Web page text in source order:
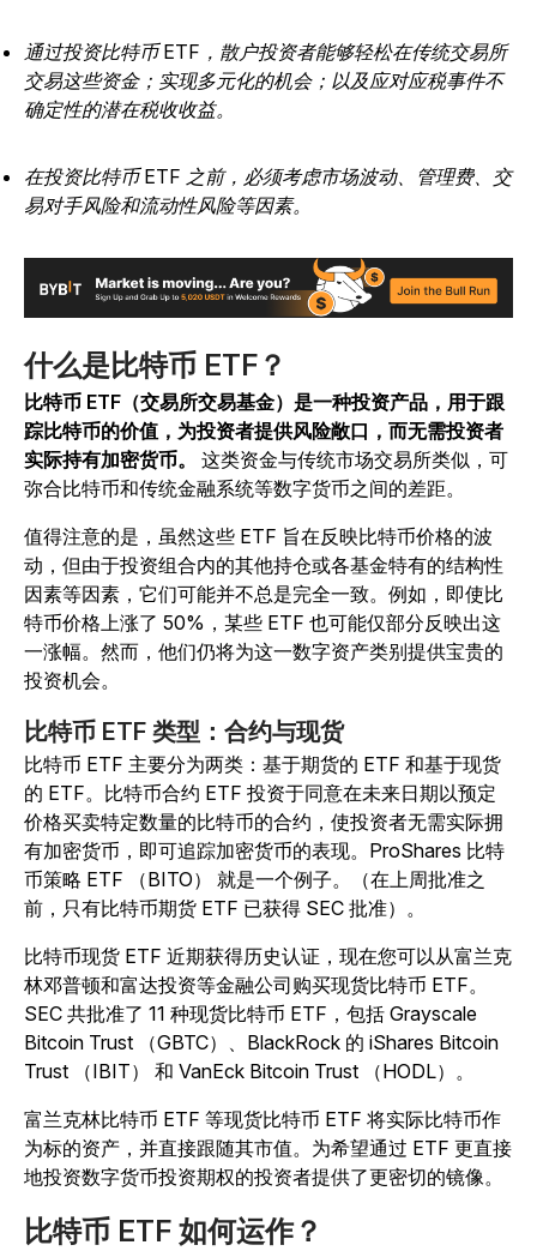
通过投资比特币 ETF，散户投资者能够轻松在传统交易所
交易这些资金；实现多元化的机会；以及应对应税事件不
确定性的潜在税收收益。
在投资比特币 ETF 之前，必须考虑市场波动、管理费、交
易对手风险和流动性风险等因素。
什么是比特币 ETF？
比特币 ETF（交易所交易基金）是一种投资产品，用于跟
踪比特币的价值，为投资者提供风险敞口，而无需投资者
实际持有加密货币。 这类资金与传统市场交易所类似，可
弥合比特币和传统金融系统等数字货币之间的差距。
值得注意的是，虽然这些 ETF 旨在反映比特币价格的波
动，但由于投资组合内的其他持仓或各基金特有的结构性
因素等因素，它们可能并不总是完全一致。例如，即使比
特币价格上涨了 50%，某些 ETF 也可能仅部分反映出这
一涨幅。然而，他们仍将为这一数字资产类别提供宝贵的
投资机会。
比特币 ETF 类型：合约与现货
比特币 ETF 主要分为两类：基于期货的 ETF 和基于现货
的 ETF。比特币合约 ETF 投资于同意在未来日期以预定
价格买卖特定数量的比特币的合约，使投资者无需实际拥
有加密货币，即可追踪加密货币的表现。ProShares 比特
币策略 ETF （BITO） 就是一个例子。（在上周批准之
前，只有比特币期货 ETF 已获得 SEC 批准）。
比特币现货 ETF 近期获得历史认证，现在您可以从富兰克
林邓普顿和富达投资等金融公司购买现货比特币 ETF。
SEC 共批准了 11 种现货比特币 ETF，包括 Grayscale
Bitcoin Trust （GBTC）、BlackRock 的 iShares Bitcoin
Trust （IBIT） 和 VanEck Bitcoin Trust （HODL）。
富兰克林比特币 ETF 等现货比特币 ETF 将实际比特币作
为标的资产，并直接跟随其市值。为希望通过 ETF 更直接
地投资数字货币投资期权的投资者提供了更密切的镜像。
比特币 ETF 如何运作？